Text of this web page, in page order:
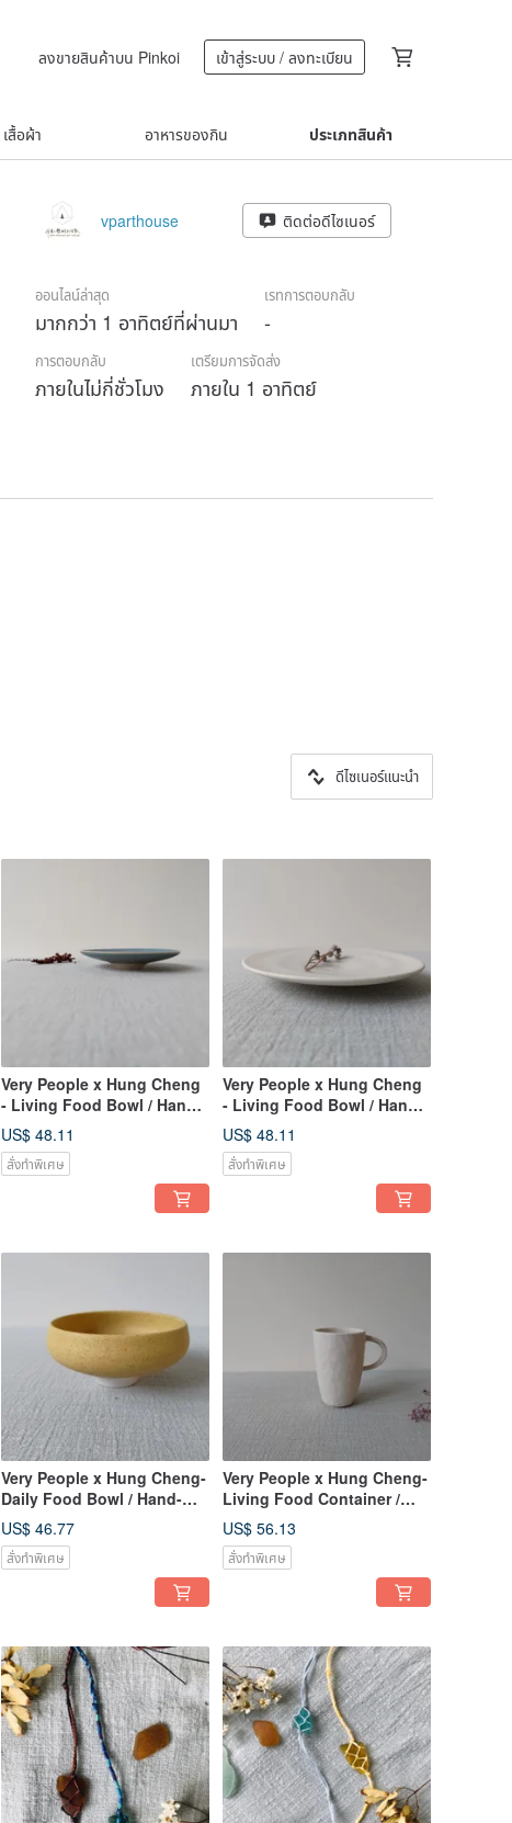
ลงขายสินค้าบน Pinkoi เข้าสู่ระบบ / ลงทะเบียน
เสื้อผ้า อาหารของกิน ประเภทสินค้า
vparthouse ติดต่อดีไซเนอร์
ออนไลน์ล่าสุด
มากกว่า 1 อาทิตย์ที่ผ่านมา
เรทการตอบกลับ
-
การตอบกลับ
ภายในไม่กี่ชั่วโมง
เตรียมการจัดส่ง
ภายใน 1 อาทิตย์
ดีไซเนอร์แนะนำ
Very People x Hung Cheng
- Living Food Bowl / Hand
Pulled Broken Porcelain
Plate
US$ 48.11
สั่งทำพิเศษ
Very People x Hung Cheng
- Living Food Bowl / Hand
Pulled Broken Porcelain
Plate
US$ 48.11
สั่งทำพิเศษ
Very People x Hung Cheng-
Daily Food Bowl / Hand-
drawn Broken Porcelain
Bowl
US$ 46.77
สั่งทำพิเศษ
Very People x Hung Cheng-
Living Food Container /
Hand Pull Cup
US$ 56.13
สั่งทำพิเศษ